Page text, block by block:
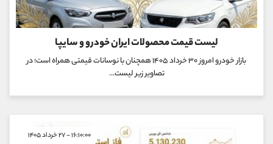
لیست قیمت محصولات ایران خودرو و سایپا
بازار خودرو امروز ۳۰ خرداد ۱۴۰۵ همچنان با نوسانات قیمتی همراه است؛ در
تصاویر زیر لیست...
۱۶:۱۰:۰۰ - ۲۷ خرداد ۱۴۰۵